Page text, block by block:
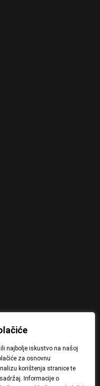
najbolje iskustvo na našoj
za osnovnu
korištenja stranice te
Informacije o